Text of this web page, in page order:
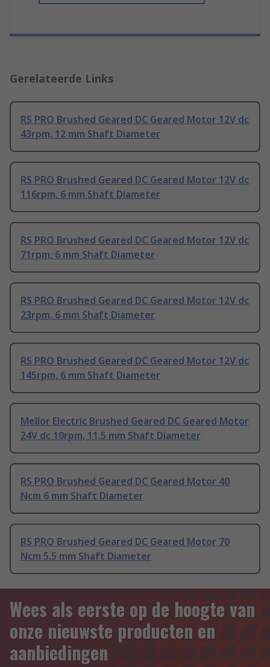
Gerelateerde Links
RS PRO Brushed Geared DC Geared Motor 12V dc
43rpm, 12 mm Shaft Diameter
RS PRO Brushed Geared DC Geared Motor 12V dc
116rpm, 6 mm Shaft Diameter
RS PRO Brushed Geared DC Geared Motor 12V dc
71rpm, 6 mm Shaft Diameter
RS PRO Brushed Geared DC Geared Motor 12V dc
23rpm, 6 mm Shaft Diameter
RS PRO Brushed Geared DC Geared Motor 12V dc
145rpm, 6 mm Shaft Diameter
Mellor Electric Brushed Geared DC Geared Motor
24V dc 10rpm, 11.5 mm Shaft Diameter
RS PRO Brushed Geared DC Geared Motor 40
Ncm 6 mm Shaft Diameter
RS PRO Brushed Geared DC Geared Motor 70
Ncm 5.5 mm Shaft Diameter
Wees als eerste op de hoogte van
onze nieuwste producten en
aanbiedingen